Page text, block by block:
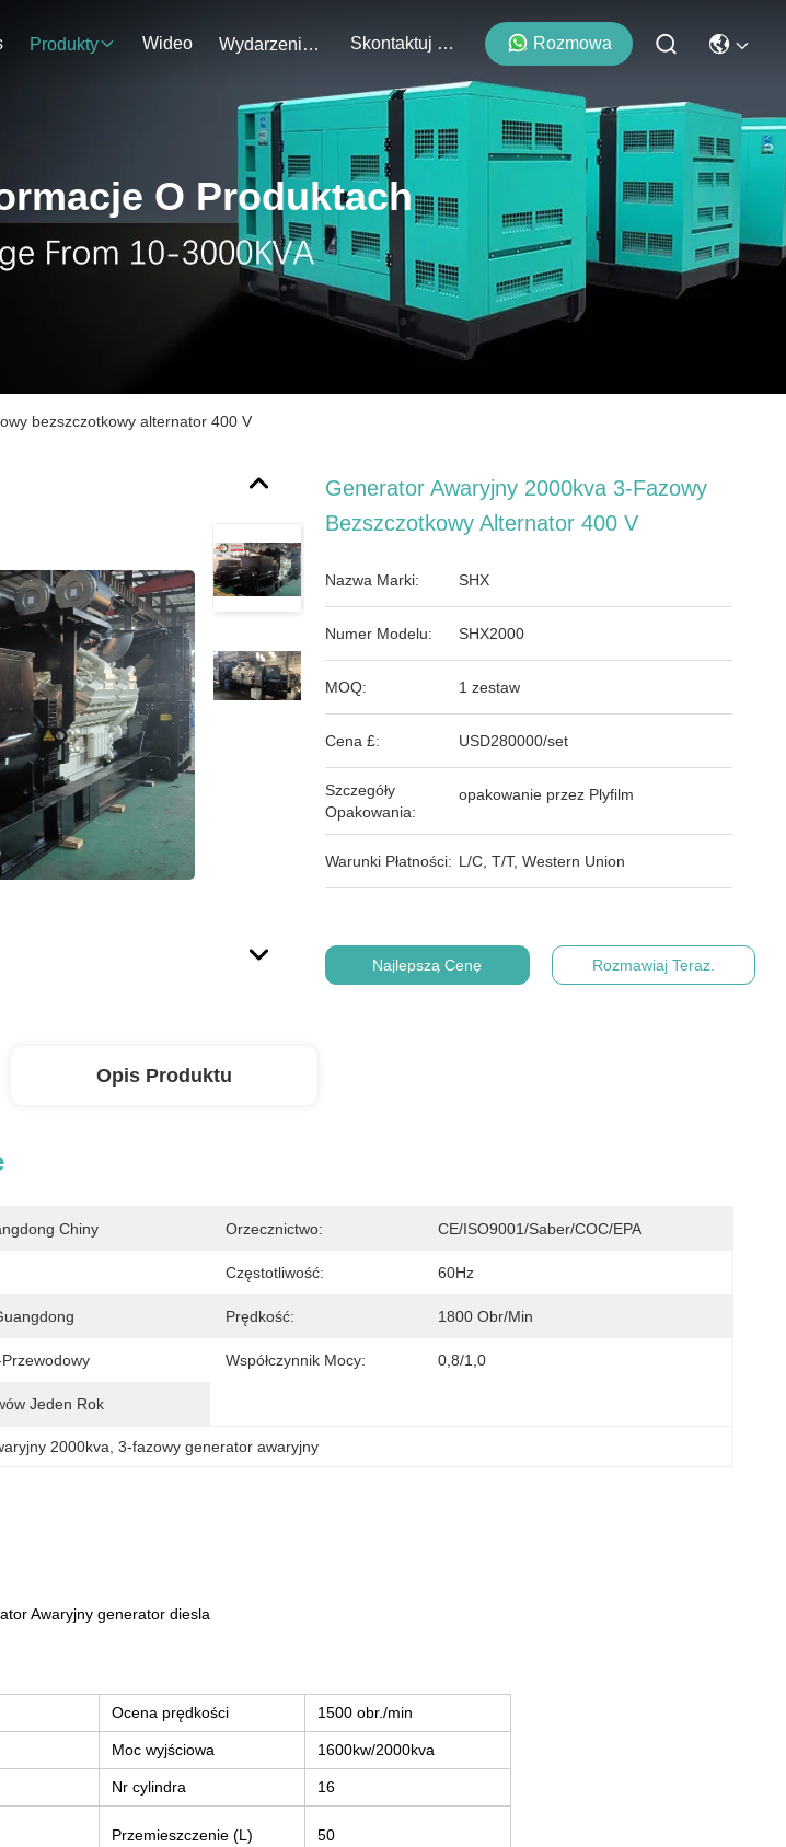
Produkty Wideo Wydarzenia Skontaktuj Się Z Nami Rozmowa
O Produktach
bezszczotkowy alternator 400 V
Generator Awaryjny 2000kva 3-Fazowy
Bezszczotkowy Alternator 400 V
Nazwa Marki: SHX
Numer Modelu: SHX2000
MOQ: 1 zestaw
Cena £: USD280000/set
Szczegóły
Opakowania:
opakowanie przez Plyfilm
Warunki Płatności: L/C, T/T, Western Union
Najlepszą Cenę Rozmawiaj Teraz.
Opis Produktu
Chiny Orzecznictwo: CE/ISO9001/Saber/COC/EPA
Częstotliwość: 60Hz
Prędkość: 1800 Obr/min
Współczynnik Mocy: 0,8/1,0
Jeden Rok
2000kva , 3-fazowy generator awaryjny
Awaryjny generator diesla
Ocena prędkości 1500 obr./min
Moc wyjściowa 1600kw/2000kva
Nr cylindra 16
Przemieszczenie (L) 50